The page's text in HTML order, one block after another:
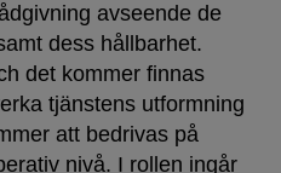
avseende de
dess hållbarhet.
det kommer finnas
tjänstens utformning
att bedrivas på
nivå. I rollen ingår